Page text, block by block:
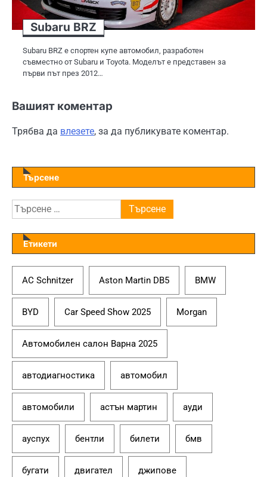
Subaru BRZ
Subaru BRZ е спортен купе автомобил, разработен
съвместно от Subaru и Toyota. Моделът е представен за
първи път през 2012…
Вашият коментар
Трябва да влезете, за да публикувате коментар.
Търсене
Търсене
за:
Етикети
AC Schnitzer Aston Martin DB5 BMW
BYD Car Speed Show 2025 Morgan
Автомобилен салон Варна 2025
автодиагностика автомобил
автомобили астън мартин ауди
ауспух бентли билети бмв
бугати двигател джипове